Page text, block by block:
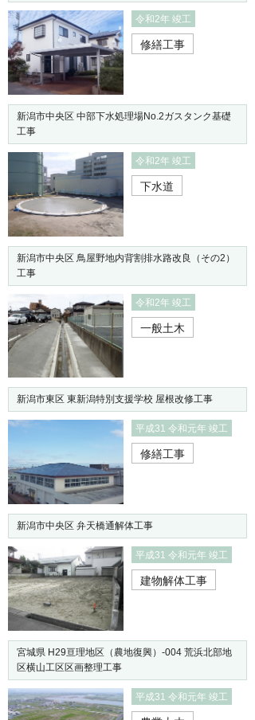
令和2年 竣工
修繕工事
新潟市中央区 中部下水処理場No.2ガスタンク基礎
工事
令和2年 竣工
下水道
新潟市中央区 鳥屋野地内背割排水路改良（その2）
工事
令和2年 竣工
一般土木
新潟市東区 東新潟特別支援学校 屋根改修工事
平成31 令和元年 竣工
修繕工事
新潟市中央区 弁天橋通解体工事
平成31 令和元年 竣工
建物解体工事
宮城県 H29亘理地区（農地復興）-004 荒浜北部地
区横山工区区画整理工事
平成31 令和元年 竣工